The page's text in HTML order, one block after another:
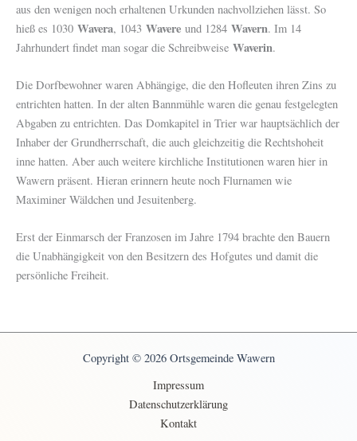
aus den wenigen noch erhaltenen Urkunden nachvollziehen lässt. So
hieß es 1030 Wavera, 1043 Wavere und 1284 Wavern. Im 14
Jahrhundert findet man sogar die Schreibweise Waverin.
Die Dorfbewohner waren Abhängige, die den Hofleuten ihren Zins zu
entrichten hatten. In der alten Bannmühle waren die genau festgelegten
Abgaben zu entrichten. Das Domkapitel in Trier war hauptsächlich der
Inhaber der Grundherrschaft, die auch gleichzeitig die Rechtshoheit
inne hatten. Aber auch weitere kirchliche Institutionen waren hier in
Wawern präsent. Hieran erinnern heute noch Flurnamen wie
Maximiner Wäldchen und Jesuitenberg.
Erst der Einmarsch der Franzosen im Jahre 1794 brachte den Bauern
die Unabhängigkeit von den Besitzern des Hofgutes und damit die
persönliche Freiheit.
Copyright © 2026 Ortsgemeinde Wawern
Impressum
Datenschutzerklärung
Kontakt